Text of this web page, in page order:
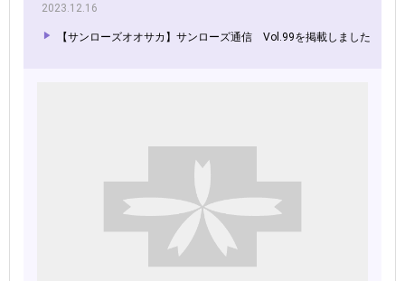
2023.12.16
【サンローズオオサカ】サンローズ通信 Vol.99を掲載しました